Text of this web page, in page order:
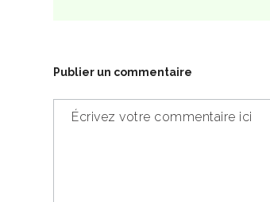
Publier un commentaire